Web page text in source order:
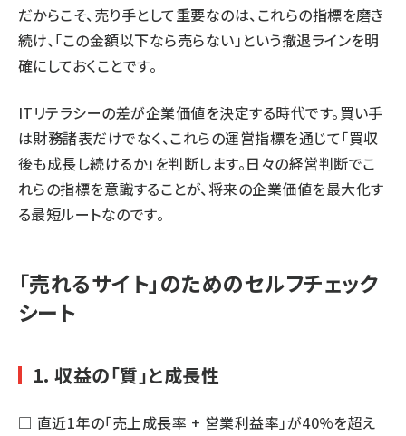
だからこそ、売り手として重要なのは、これらの指標を磨き
続け、「この金額以下なら売らない」という撤退ラインを明
確にしておくことです。
ITリテラシーの差が企業価値を決定する時代です。買い手
は財務諸表だけでなく、これらの運営指標を通じて「買収
後も成長し続けるか」を判断します。日々の経営判断でこ
れらの指標を意識することが、将来の企業価値を最大化す
る最短ルートなのです。
「売れるサイト」のためのセルフチェック
シート
1. 収益の「質」と成長性
□ 直近1年の「売上成長率 + 営業利益率」が40%を超え